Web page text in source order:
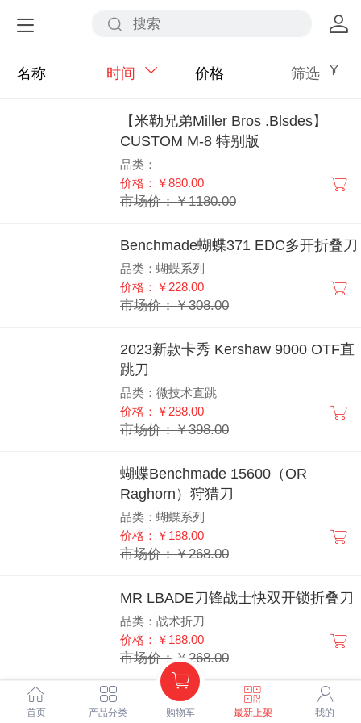
名称 时间 价格 筛选
【米勒兄弟Miller Bros .Blsdes】
CUSTOM M-8 特别版
品类：
价格：￥880.00
市场价：￥1180.00
Benchmade蝴蝶371 EDC多开折叠刀
品类：蝴蝶系列
价格：￥228.00
市场价：￥308.00
2023新款卡秀 Kershaw 9000 OTF直
跳刀
品类：微技术直跳
价格：￥288.00
市场价：￥398.00
蝴蝶Benchmade 15600（OR
Raghorn）狩猎刀
品类：蝴蝶系列
价格：￥188.00
市场价：￥268.00
MR LB‬ADE刀锋战士快双开‬锁折叠刀
品类：战术折刀
价格：￥188.00
市场价：￥268.00
Benchmade蝴蝶9070侧跳战术刀(石
首页 产品分类 购物车 最新上架 我的